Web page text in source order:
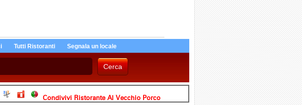
Tutti Ristoranti Segnala un locale
Condivivi Ristorante Al Vecchio Porco